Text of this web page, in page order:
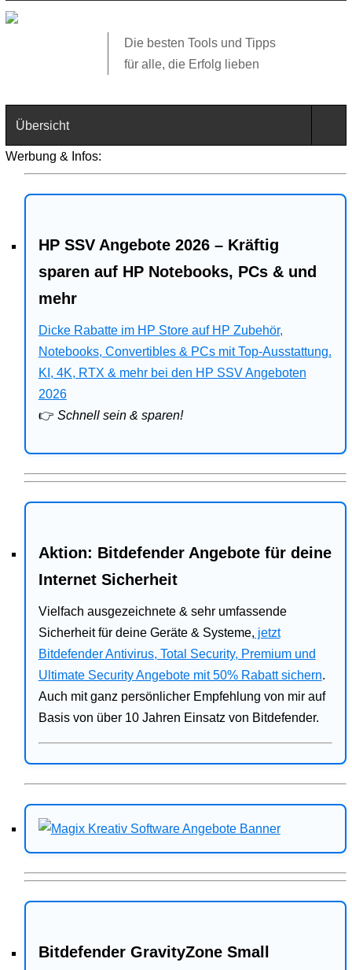
Die besten Tools und Tipps
für alle, die Erfolg lieben
Übersicht
Technik
Web
Business
Angebote
Bitdefender
Ratgeber
Werbung & Infos:
HP SSV Angebote 2026 – Kräftig
sparen auf HP Notebooks, PCs & und
mehr
Dicke Rabatte im HP Store auf HP Zubehör,
Notebooks, Convertibles & PCs mit Top-Ausstattung.
KI, 4K, RTX & mehr bei den HP SSV Angeboten
2026
👉 Schnell sein & sparen!
Aktion: Bitdefender Angebote für deine
Internet Sicherheit
Vielfach ausgezeichnete & sehr umfassende
Sicherheit für deine Geräte & Systeme, jetzt
Bitdefender Antivirus, Total Security, Premium und
Ultimate Security Angebote mit 50% Rabatt sichern.
Auch mit ganz persönlicher Empfehlung von mir auf
Basis von über 10 Jahren Einsatz von Bitdefender.
Bitdefender GravityZone Small